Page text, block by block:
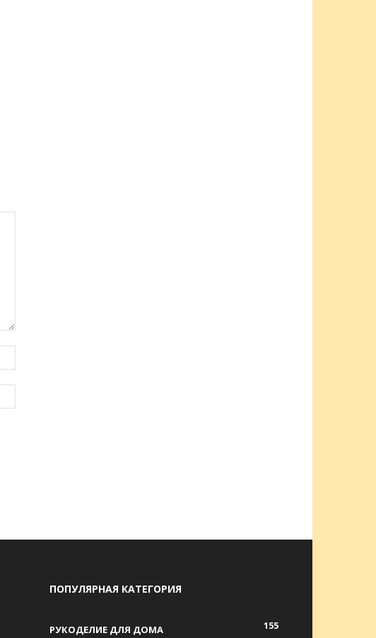
ПОПУЛЯРНАЯ КАТЕГОРИЯ
РУКОДЕЛИЕ ДЛЯ ДОМА 155